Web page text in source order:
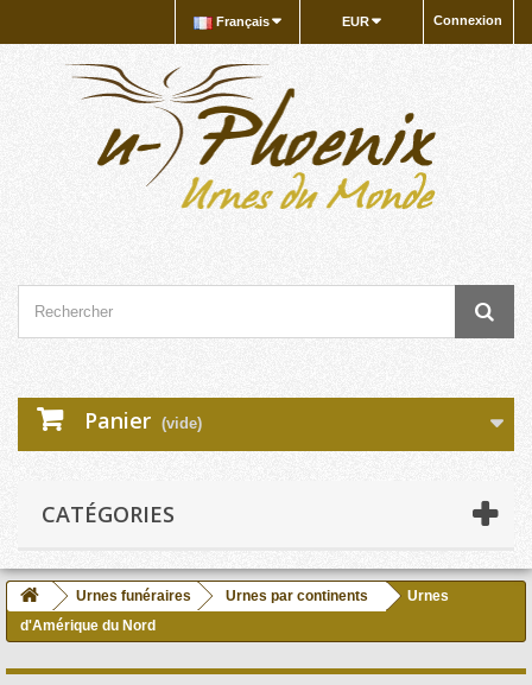
Connexion
EUR
Français
Panier (vide)
CATÉGORIES
Urnes funéraires Urnes par continents
Urnes
d'Amérique du Nord